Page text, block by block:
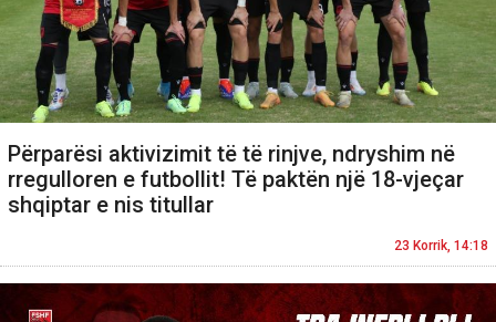
Përparësi aktivizimit të të rinjve, ndryshim në
rregulloren e futbollit! Të paktën një 18-vjeçar
shqiptar e nis titullar
23 Korrik, 14:18